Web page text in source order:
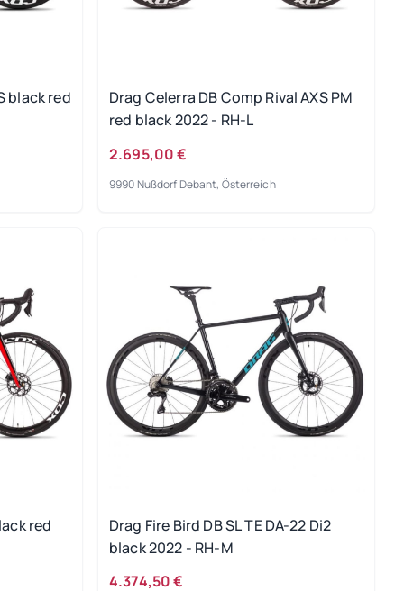
black red
Drag Celerra DB Comp Rival AXS PM
red black 2022 - RH-L
2.695,00 €
9990 Nußdorf Debant, Österreich
red
Drag Fire Bird DB SL TE DA-22 Di2
black 2022 - RH-M
4.374,50 €